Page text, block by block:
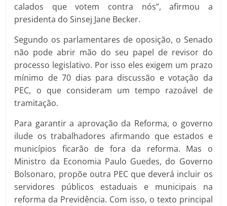
calados que votem contra nós”, afirmou a
presidenta do Sinsej Jane Becker.
Segundo os parlamentares de oposição, o Senado
não pode abrir mão do seu papel de revisor do
processo legislativo. Por isso eles exigem um prazo
mínimo de 70 dias para discussão e votação da
PEC, o que consideram um tempo razoável de
tramitação.
Para garantir a aprovação da Reforma, o governo
ilude os trabalhadores afirmando que estados e
municípios ficarão de fora da reforma. Mas o
Ministro da Economia Paulo Guedes, do Governo
Bolsonaro, propõe outra PEC que deverá incluir os
servidores públicos estaduais e municipais na
reforma da Previdência. Com isso, o texto principal